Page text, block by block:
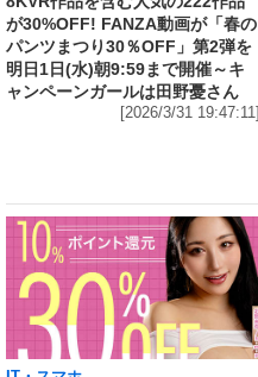
が30%OFF! FANZA動画が「春の
パンツまつり30％OFF」第2弾を
明日1日(水)朝9:59まで開催～キ
ャンペーンガールは田野憂さん
[2026/3/31 19:47:11]